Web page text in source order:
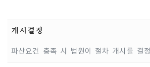
개시결정
파산요건 충족 시 법원이 절차 개시를 결정